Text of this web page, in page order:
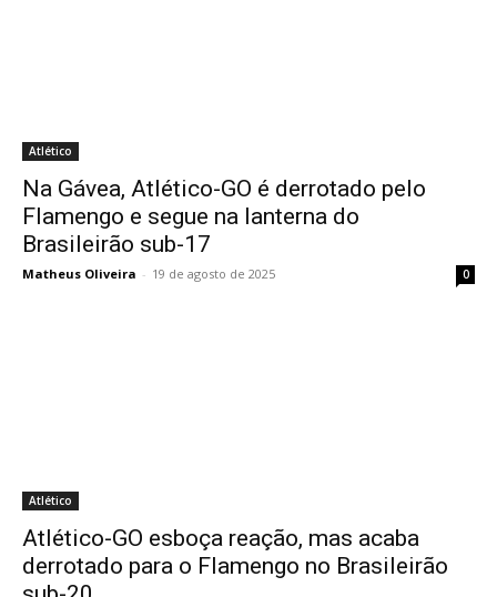
Atlético
Na Gávea, Atlético-GO é derrotado pelo
Flamengo e segue na lanterna do
Brasileirão sub-17
Matheus Oliveira - 19 de agosto de 2025 0
Atlético
Atlético-GO esboça reação, mas acaba
derrotado para o Flamengo no Brasileirão